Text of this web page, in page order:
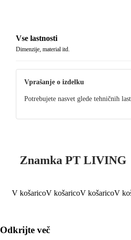
Vse lastnosti
Dimenzije, material itd.
Vprašanje o izdelku
Potrebujete nasvet glede tehničnih
Znamka PT LIVING
V košaricoV košaricoV košaricoV
Odkrijte več